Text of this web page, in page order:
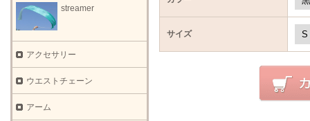
サイズ
streamer
アクセサリー
ウエストチェーン
アーム